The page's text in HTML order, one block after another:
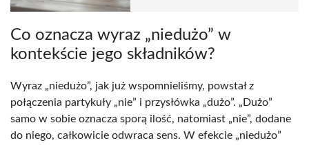
Co oznacza wyraz „niedużo” w
kontekście jego składników?
Wyraz „niedużo”, jak już wspomnieliśmy, powstał z
połączenia partykuły „nie” i przysłówka „dużo”. „Dużo”
samo w sobie oznacza sporą ilość, natomiast „nie”, dodane
do niego, całkowicie odwraca sens. W efekcie „niedużo”